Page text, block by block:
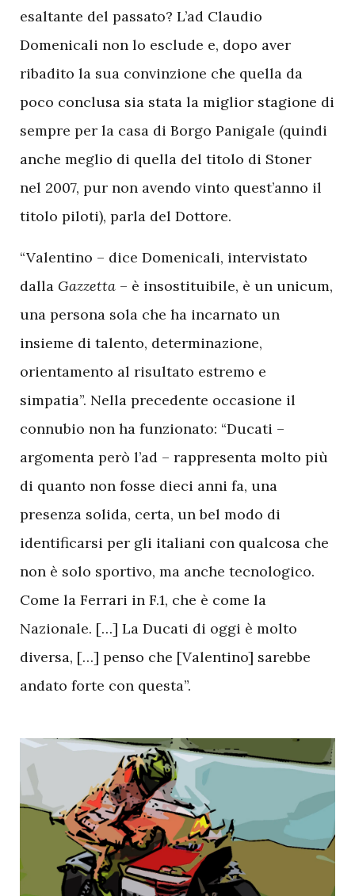
esaltante del passato? L’ad Claudio
Domenicali non lo esclude e, dopo aver
ribadito la sua convinzione che quella da
poco conclusa sia stata la miglior stagione di
sempre per la casa di Borgo Panigale (quindi
anche meglio di quella del titolo di Stoner
nel 2007, pur non avendo vinto quest’anno il
titolo piloti), parla del Dottore.
“Valentino – dice Domenicali, intervistato
dalla Gazzetta – è insostituibile, è un unicum,
una persona sola che ha incarnato un
insieme di talento, determinazione,
orientamento al risultato estremo e
simpatia”. Nella precedente occasione il
connubio non ha funzionato: “Ducati –
argomenta però l’ad – rappresenta molto più
di quanto non fosse dieci anni fa, una
presenza solida, certa, un bel modo di
identificarsi per gli italiani con qualcosa che
non è solo sportivo, ma anche tecnologico.
Come la Ferrari in F.1, che è come la
Nazionale. […] La Ducati di oggi è molto
diversa, […] penso che [Valentino] sarebbe
andato forte con questa”.